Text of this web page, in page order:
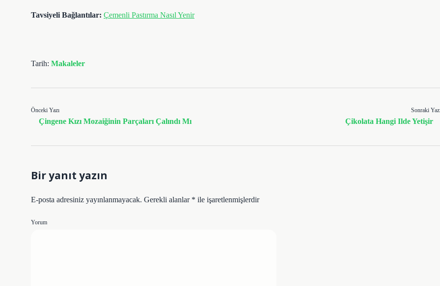
Tavsiyeli Bağlantılar: Çemenli Pastırma Nasıl Yenir
Tarih: Makaleler
Önceki Yazı
Çingene Kızı Mozaiğinin Parçaları Çalındı Mı
Sonraki
Çikolata Hangi Ilde Yetişir
Bir yanıt yazın
E-posta adresiniz yayınlanmayacak. Gerekli alanlar * ile işaretlenmişlerdir
Yorum